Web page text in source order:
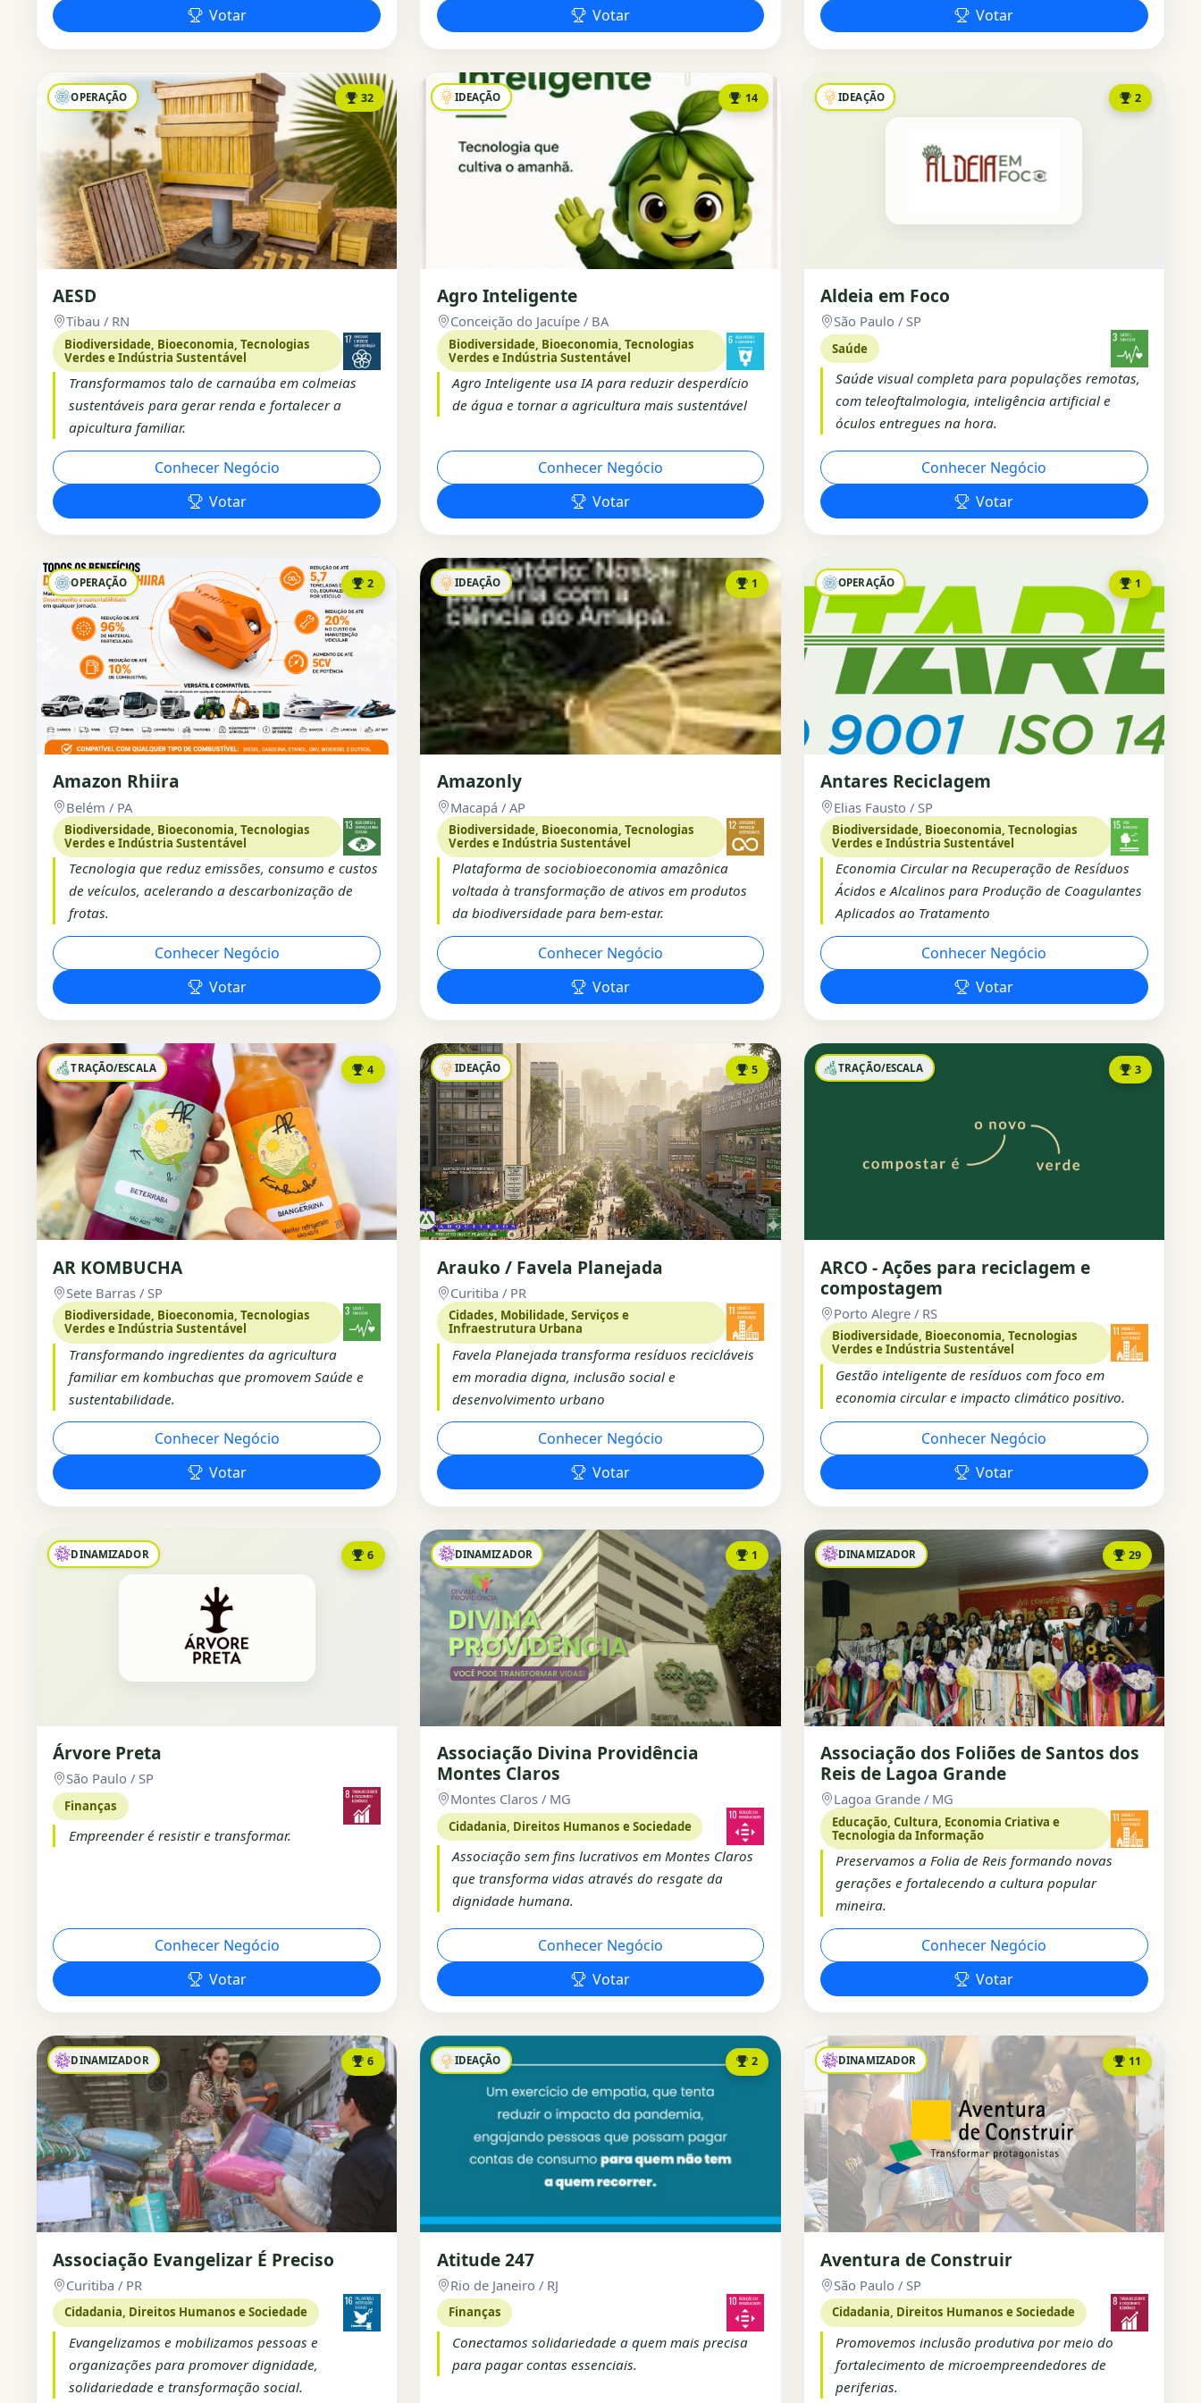
Votar
Votar
Votar
OPERAÇÃO 32
AESD
Tibau / RN
Biodiversidade, Bioeconomia, Tecnologias
Verdes e Indústria Sustentável
Transformamos talo de carnaúba em colmeias
sustentáveis para gerar renda e fortalecer a
apicultura familiar.
Conhecer Negócio
Votar
IDEAÇÃO 14
Agro Inteligente
Conceição do Jacuípe / BA
Biodiversidade, Bioeconomia, Tecnologias
Verdes e Indústria Sustentável
Agro Inteligente usa IA para reduzir desperdício
de água e tornar a agricultura mais sustentável
Conhecer Negócio
Votar
IDEAÇÃO 2
Aldeia em Foco
São Paulo / SP
Saúde
Saúde visual completa para populações remotas,
com teleoftalmologia, inteligência artificial e
óculos entregues na hora.
Conhecer Negócio
Votar
OPERAÇÃO 2
Amazon Rhiira
Belém / PA
Biodiversidade, Bioeconomia, Tecnologias
Verdes e Indústria Sustentável
Tecnologia que reduz emissões, consumo e custos
de veículos, acelerando a descarbonização de
frotas.
Conhecer Negócio
Votar
IDEAÇÃO 1
Amazonly
Macapá / AP
Biodiversidade, Bioeconomia, Tecnologias
Verdes e Indústria Sustentável
Plataforma de sociobioeconomia amazônica
voltada à transformação de ativos em produtos
da biodiversidade para bem-estar.
Conhecer Negócio
Votar
OPERAÇÃO 1
Antares Reciclagem
Elias Fausto / SP
Biodiversidade, Bioeconomia, Tecnologias
Verdes e Indústria Sustentável
Economia Circular na Recuperação de Resíduos
Ácidos e Alcalinos para Produção de Coagulantes
Aplicados ao Tratamento
Conhecer Negócio
Votar
TRAÇÃO/ESCALA 4
AR KOMBUCHA
Sete Barras / SP
Biodiversidade, Bioeconomia, Tecnologias
Verdes e Indústria Sustentável
Transformando ingredientes da agricultura
familiar em kombuchas que promovem Saúde e
sustentabilidade.
Conhecer Negócio
Votar
IDEAÇÃO 5
Arauko / Favela Planejada
Curitiba / PR
Cidades, Mobilidade, Serviços e
Infraestrutura Urbana
Favela Planejada transforma resíduos recicláveis
em moradia digna, inclusão social e
desenvolvimento urbano
Conhecer Negócio
Votar
TRAÇÃO/ESCALA 3
ARCO - Ações para reciclagem e
compostagem
Porto Alegre / RS
Biodiversidade, Bioeconomia, Tecnologias
Verdes e Indústria Sustentável
Gestão inteligente de resíduos com foco em
economia circular e impacto climático positivo.
Conhecer Negócio
Votar
DINAMIZADOR 6
Árvore Preta
São Paulo / SP
Finanças
Empreender é resistir e transformar.
Conhecer Negócio
Votar
DINAMIZADOR 1
Associação Divina Providência
Montes Claros
Montes Claros / MG
Cidadania, Direitos Humanos e Sociedade
Associação sem fins lucrativos em Montes Claros
que transforma vidas através do resgate da
dignidade humana.
Conhecer Negócio
Votar
DINAMIZADOR 29
Associação dos Foliões de Santos dos
Reis de Lagoa Grande
Lagoa Grande / MG
Educação, Cultura, Economia Criativa e
Tecnologia da Informação
Preservamos a Folia de Reis formando novas
gerações e fortalecendo a cultura popular
mineira.
Conhecer Negócio
Votar
DINAMIZADOR 6
Associação Evangelizar É Preciso
Curitiba / PR
Cidadania, Direitos Humanos e Sociedade
Evangelizamos e mobilizamos pessoas e
organizações para promover dignidade,
solidariedade e transformação social.
IDEAÇÃO 2
Atitude 247
Rio de Janeiro / RJ
Finanças
Conectamos solidariedade a quem mais precisa
para pagar contas essenciais.
DINAMIZADOR 11
Aventura de Construir
São Paulo / SP
Cidadania, Direitos Humanos e Sociedade
Promovemos inclusão produtiva por meio do
fortalecimento de microempreendedores de
periferias.